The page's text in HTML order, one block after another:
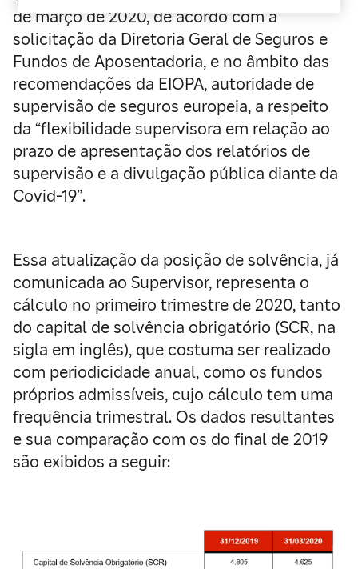
de março de 2020, de acordo com a
solicitação da Diretoria Geral de Seguros e
Fundos de Aposentadoria, e no âmbito das
recomendações da EIOPA, autoridade de
supervisão de seguros europeia, a respeito
da “flexibilidade supervisora em relação ao
prazo de apresentação dos relatórios de
supervisão e a divulgação pública diante da
Covid-19”.
Essa atualização da posição de solvência, já
comunicada ao Supervisor, representa o
cálculo no primeiro trimestre de 2020, tanto
do capital de solvência obrigatório (SCR, na
sigla em inglês), que costuma ser realizado
com periodicidade anual, como os fundos
próprios admissíveis, cujo cálculo tem uma
frequência trimestral. Os dados resultantes
e sua comparação com os do final de 2019
são exibidos a seguir: